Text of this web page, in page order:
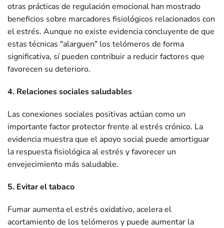
otras prácticas de regulación emocional han mostrado
beneficios sobre marcadores fisiológicos relacionados con
el estrés. Aunque no existe evidencia concluyente de que
estas técnicas "alarguen" los telómeros de forma
significativa, sí pueden contribuir a reducir factores que
favorecen su deterioro.
4. Relaciones sociales saludables
Las conexiones sociales positivas actúan como un
importante factor protector frente al estrés crónico. La
evidencia muestra que el apoyo social puede amortiguar
la respuesta fisiológica al estrés y favorecer un
envejecimiento más saludable.
5. Evitar el tabaco
Fumar aumenta el estrés oxidativo, acelera el
acortamiento de los telómeros y puede aumentar la